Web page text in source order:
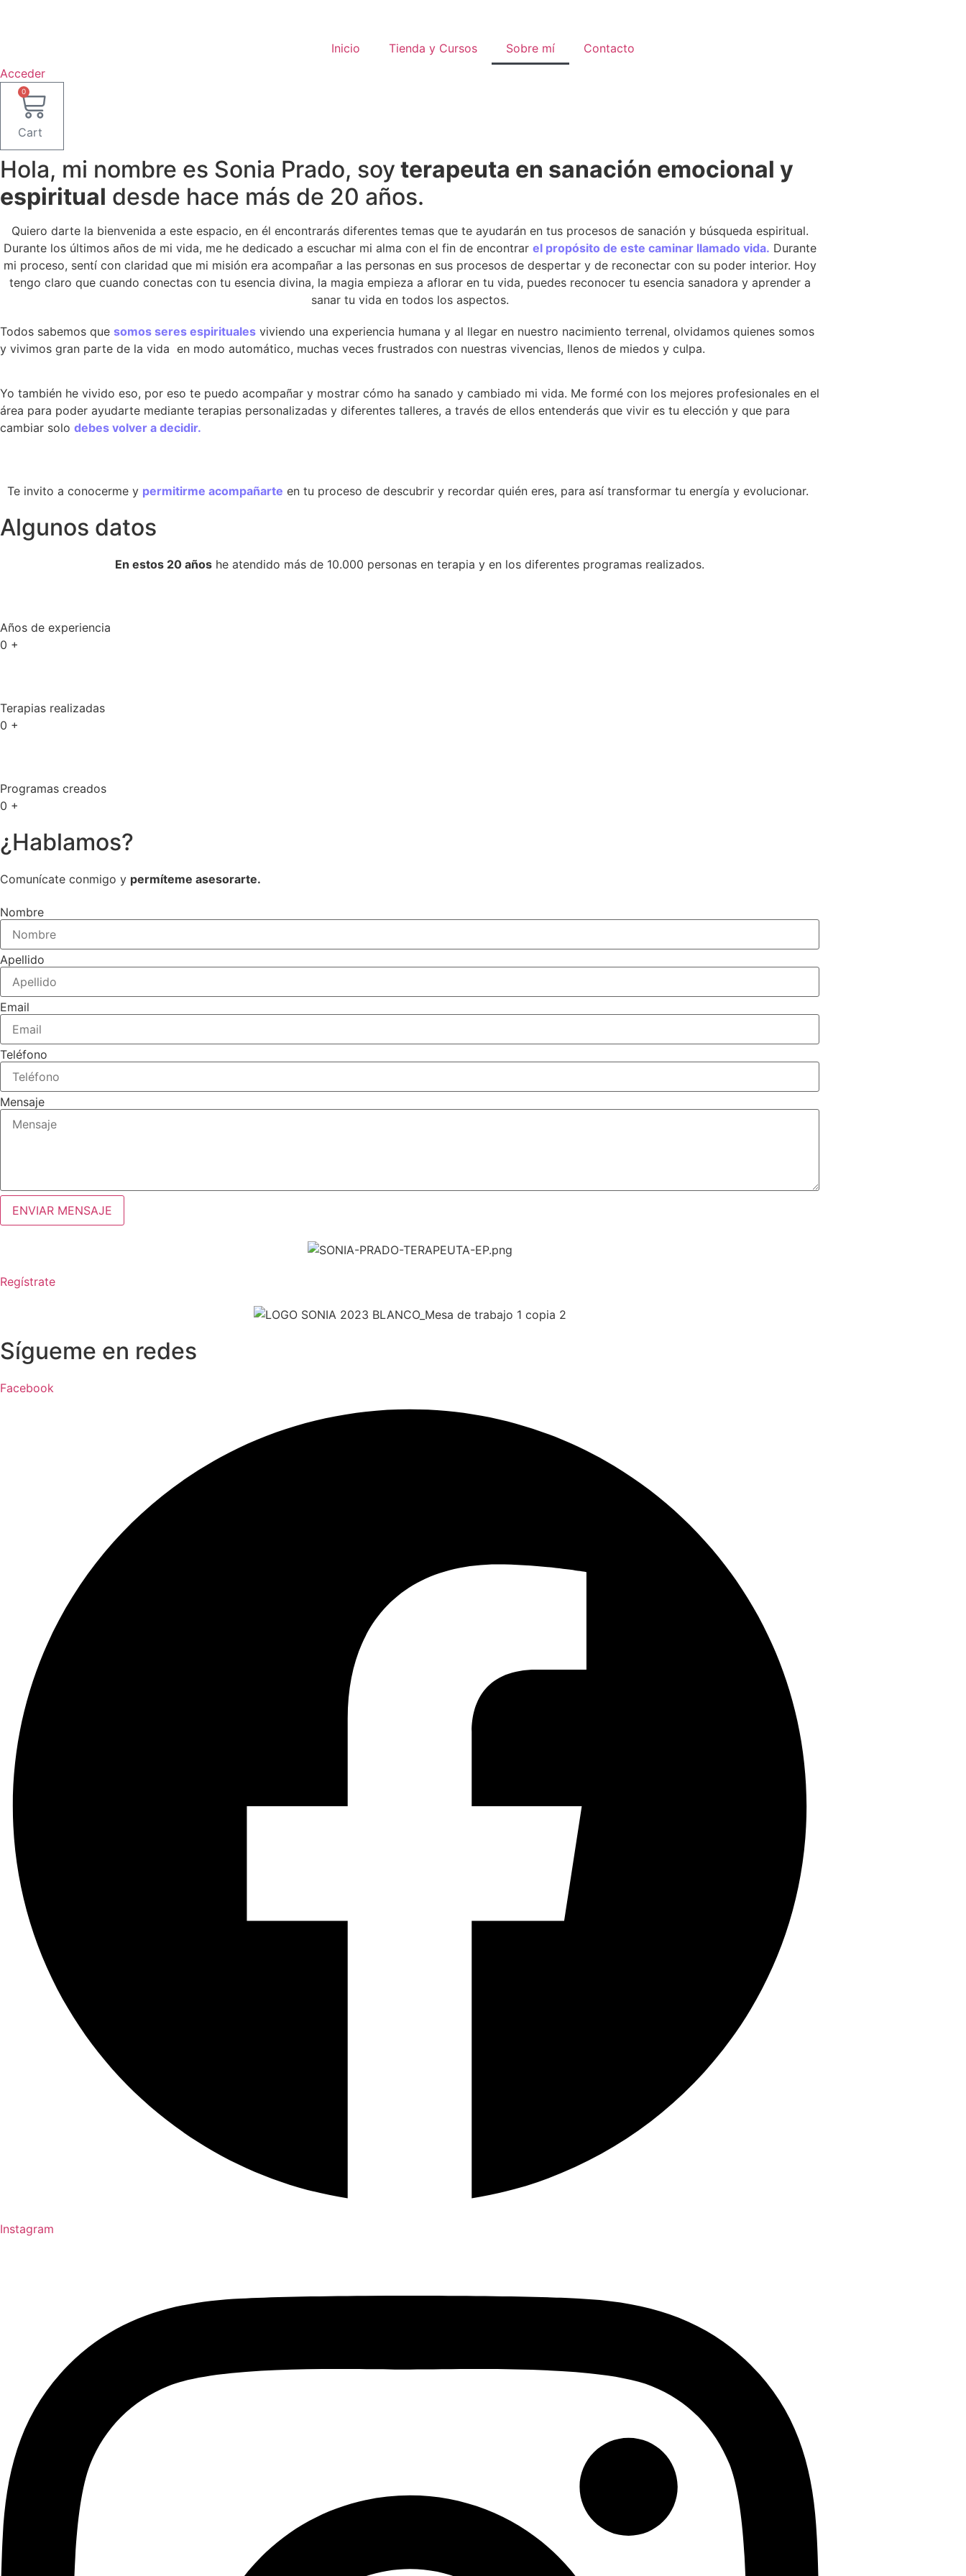
Inicio Tienda y Cursos Sobre mí
Contacto
Acceder
0
Cart
Hola, mi nombre es Sonia Prado, soy terapeuta en sanación emocional y
espiritual desde hace más de 20 años.
Quiero darte la bienvenida a este espacio, en él encontrarás diferentes temas que te ayudarán en tus procesos de sanación y búsqueda espiritual.
Durante los últimos años de mi vida, me he dedicado a escuchar mi alma con el fin de encontrar el propósito de este caminar llamado vida. Durante
mi proceso, sentí con claridad que mi misión era acompañar a las personas en sus procesos de despertar y de reconectar con su poder interior. Hoy
tengo claro que cuando conectas con tu esencia divina, la magia empieza a aflorar en tu vida, puedes reconocer tu esencia sanadora y aprender a
sanar tu vida en todos los aspectos.
Todos sabemos que somos seres espirituales viviendo una experiencia humana y al llegar en nuestro nacimiento terrenal, olvidamos quienes somos
y vivimos gran parte de la vida en modo automático, muchas veces frustrados con nuestras vivencias, llenos de miedos y culpa.
Yo también he vivido eso, por eso te puedo acompañar y mostrar cómo ha sanado y cambiado mi vida. Me formé con los mejores profesionales en el
área para poder ayudarte mediante terapias personalizadas y diferentes talleres, a través de ellos entenderás que vivir es tu elección y que para
cambiar solo debes volver a decidir.
Te invito a conocerme y permitirme acompañarte en tu proceso de descubrir y recordar quién eres, para así transformar tu energía y evolucionar.
Algunos datos
En estos 20 años he atendido más de 10.000 personas en terapia y en los diferentes programas realizados.
Años de experiencia
0 +
Terapias realizadas
0 +
Programas creados
0 +
¿Hablamos?
Comunícate conmigo y permíteme asesorarte.
Nombre
Apellido
Email
Teléfono
Mensaje
ENVIAR MENSAJE
Regístrate
Sígueme en redes
Facebook
Instagram